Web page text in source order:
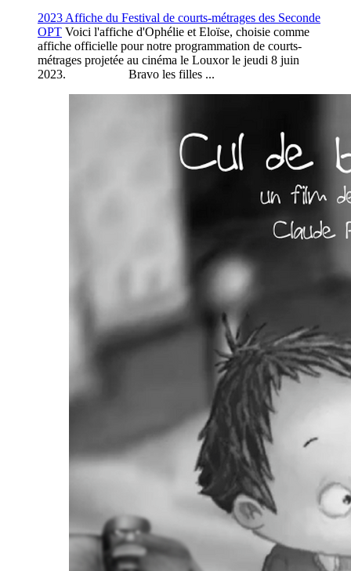
2023 Affiche du Festival de courts-métrages des Seconde
OPT Voici l'affiche d'Ophélie et Eloïse, choisie comme
affiche officielle pour notre programmation de courts-
métrages projetée au cinéma le Louxor le jeudi 8 juin
2023. Bravo les filles ...